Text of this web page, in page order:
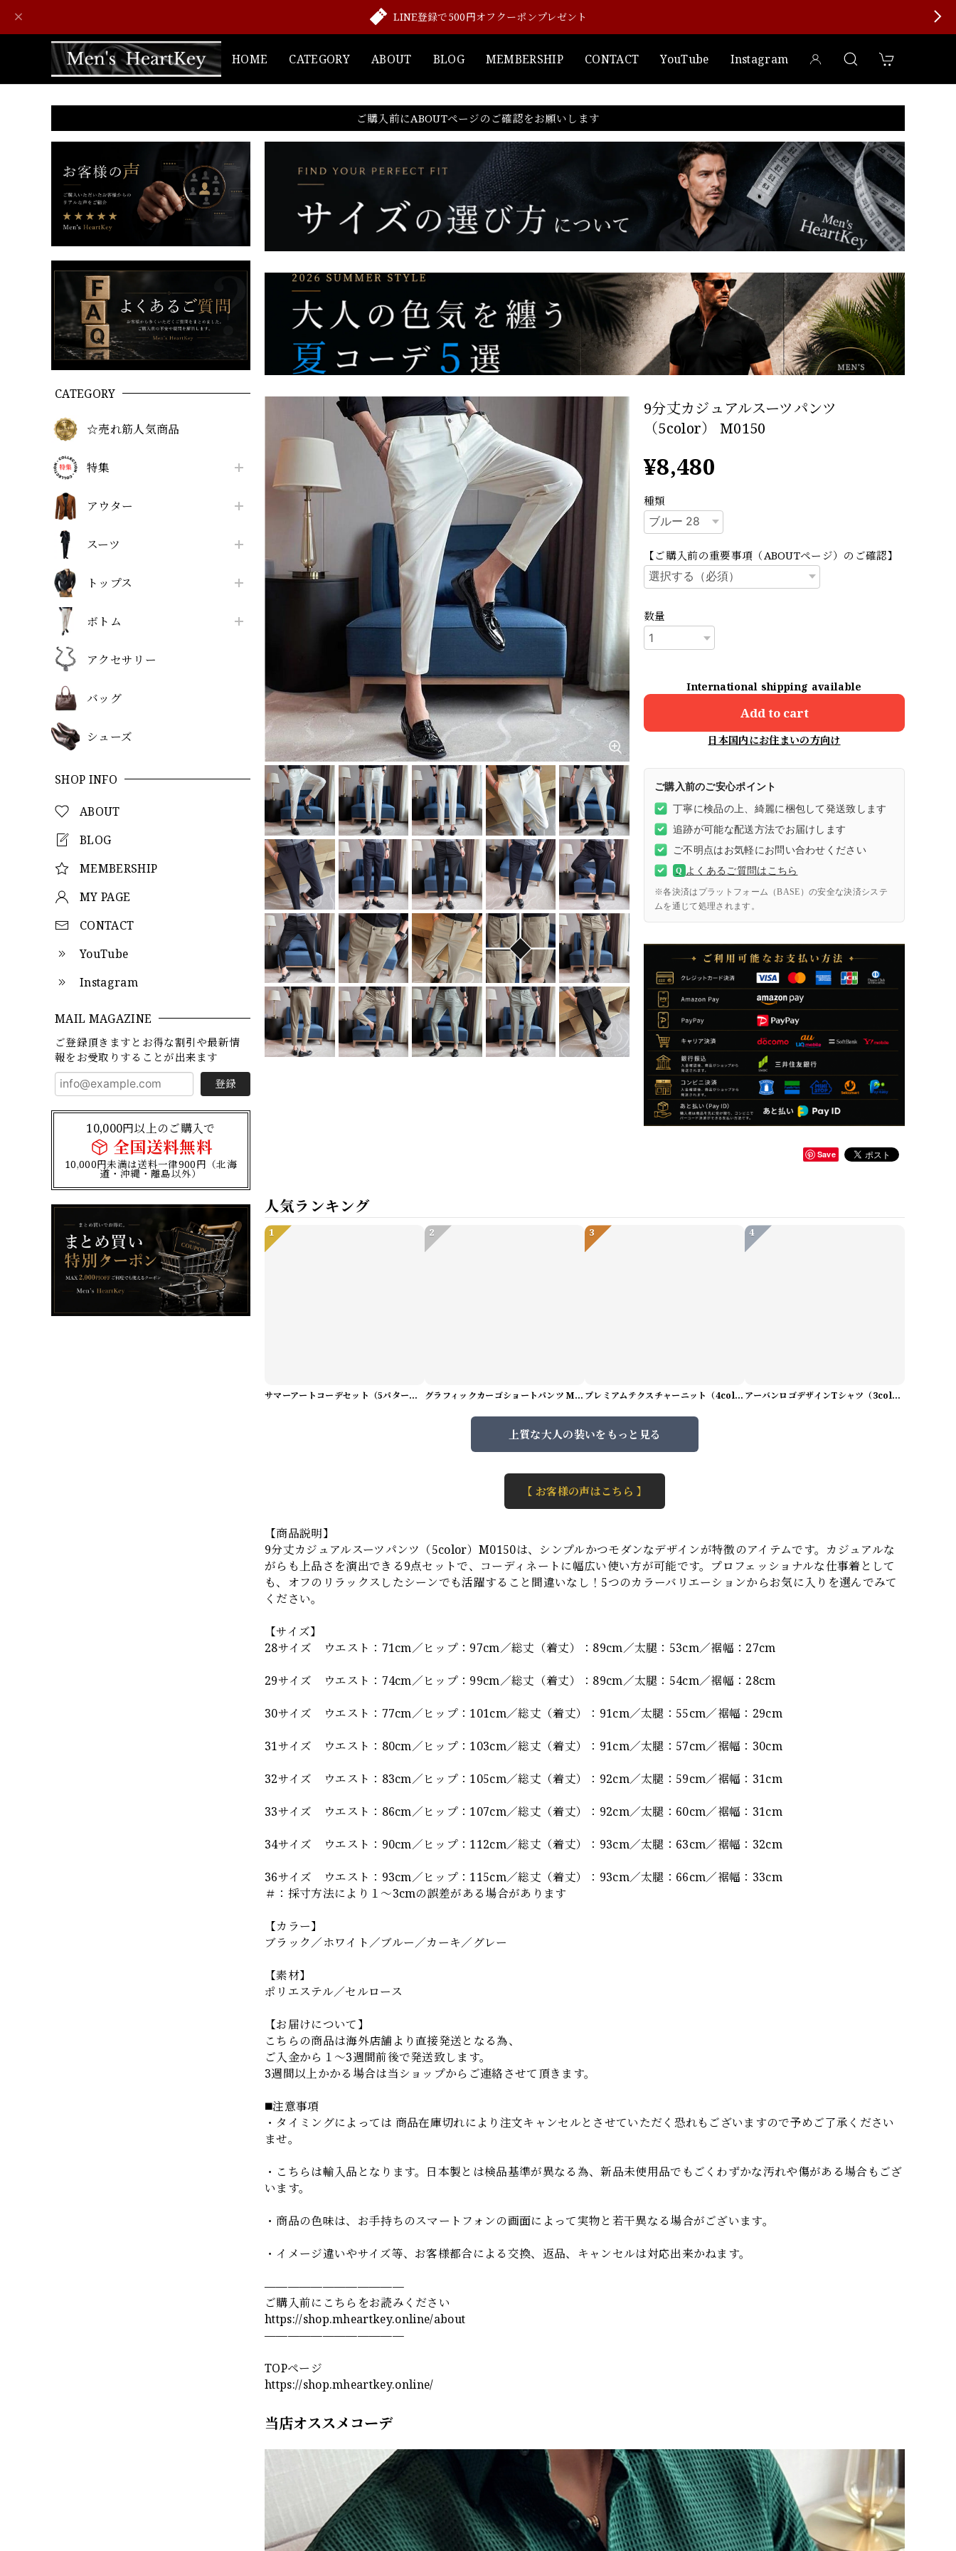
LINE登録で500円オフクーポンプレゼント
HOME CATEGORY ABOUT BLOG MEMBERSHIP CONTACT YouTube Instagram
ご購入前にABOUTページのご確認をお願いします
CATEGORY
☆売れ筋人気商品
特集
アウター
スーツ
トップス
ボトム
アクセサリー
バッグ
シューズ
SHOP INFO
ABOUT
BLOG
MEMBERSHIP
MY PAGE
CONTACT
YouTube
Instagram
MAIL MAGAZINE
ご登録頂きますとお得な割引や最新情
報をお受取りすることが出来ます
登録
10,000円以上のご購入で
全国送料無料
10,000円未満は送料一律900円（北海
道・沖縄・離島以外）
9分丈カジュアルスーツパンツ
（5color） M0150
¥8,480
種類
【ご購入前の重要事項（ABOUTページ）のご確認】
数量
International shipping available
Add to cart
日本国内にお住まいの方向け
ご購入前のご安心ポイント
丁寧に検品の上、綺麗に梱包して発送致します
追跡が可能な配送方法でお届けします
ご不明点はお気軽にお問い合わせください
Q よくあるご質問はこちら
※各決済はプラットフォーム（BASE）の安全な決済システ
ムを通じて処理されます。
Save
人気ランキング
1
サマーアートコーデセット（5パターン） M1048
2
グラフィックカーゴショートパンツ M1029
3
プレミアムテクスチャーニット（4color） M0971
4
アーバンロゴデザインTシャツ（3color） M0984
上質な大人の装いをもっと見る
【 お客様の声はこちら 】
【商品説明】
9分丈カジュアルスーツパンツ（5color）M0150は、シンプルかつモダンなデザインが特徴のアイテムです。カジュアルな
がらも上品さを演出できる9点セットで、コーディネートに幅広い使い方が可能です。プロフェッショナルな仕事着として
も、オフのリラックスしたシーンでも活躍すること間違いなし！5つのカラーバリエーションからお気に入りを選んでみて
ください。
【サイズ】
28サイズ ウエスト：71cm／ヒップ：97cm／総丈（着丈）：89cm／太腿：53cm／裾幅：27cm
29サイズ ウエスト：74cm／ヒップ：99cm／総丈（着丈）：89cm／太腿：54cm／裾幅：28cm
30サイズ ウエスト：77cm／ヒップ：101cm／総丈（着丈）：91cm／太腿：55cm／裾幅：29cm
31サイズ ウエスト：80cm／ヒップ：103cm／総丈（着丈）：91cm／太腿：57cm／裾幅：30cm
32サイズ ウエスト：83cm／ヒップ：105cm／総丈（着丈）：92cm／太腿：59cm／裾幅：31cm
33サイズ ウエスト：86cm／ヒップ：107cm／総丈（着丈）：92cm／太腿：60cm／裾幅：31cm
34サイズ ウエスト：90cm／ヒップ：112cm／総丈（着丈）：93cm／太腿：63cm／裾幅：32cm
36サイズ ウエスト：93cm／ヒップ：115cm／総丈（着丈）：93cm／太腿：66cm／裾幅：33cm
＃：採寸方法により１～3cmの誤差がある場合があります
【カラー】
ブラック／ホワイト／ブルー／カーキ／グレー
【素材】
ポリエステル／セルロース
【お届けについて】
こちらの商品は海外店舗より直接発送となる為、
ご入金から１～3週間前後で発送致します。
3週間以上かかる場合は当ショップからご連絡させて頂きます。
◼️注意事項
・タイミングによっては 商品在庫切れにより注文キャンセルとさせていただく恐れもございますので予めご了承ください
ませ。
・こちらは輸入品となります。日本製とは検品基準が異なる為、新品未使用品でもごくわずかな汚れや傷がある場合もござ
います。
・商品の色味は、お手持ちのスマートフォンの画面によって実物と若干異なる場合がございます。
・イメージ違いやサイズ等、お客様都合による交換、返品、キャンセルは対応出来かねます。
————————————
ご購入前にこちらをお読みください
https://shop.mheartkey.online/about
————————————
TOPページ
https://shop.mheartkey.online/
当店オススメコーデ